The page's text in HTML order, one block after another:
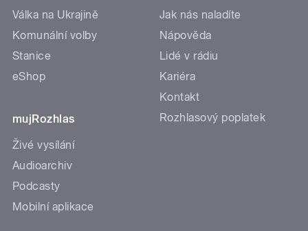
Válka na Ukrajině
Komunální volby
Stanice
eShop
mujRozhlas
Živé vysílání
Audioarchiv
Podcasty
Mobilní aplikace
Jak nás naladíte
Nápověda
Lidé v rádiu
Kariéra
Kontakt
Rozhlasový poplatek